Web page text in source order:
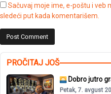
Sačuvaj moje ime, e-poštu i veb
sledeći put kada komentarišem.
PROČITAJ JOŠ
Dobro jutro
Petak, 7. avgust